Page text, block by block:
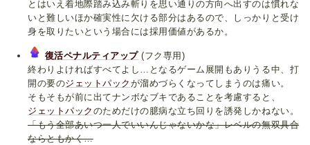
とはいえ着地際踏み込み斬りを思い通りの方向へ出すのは慣れな
いと難しいほか確実性に欠ける部分はあるので、しっかりと受け
身を取りたいという場合には採用価値があるか。
復活ペナルティアップ(フク専用)
終わりよければすべてよし…となるゲーム展開もありうる中、打
開の要のジェットパック が溜めづらくなってしまうのは痛い。
そもそもが前に出てナンボなブキであることを考慮すると、
ジェットパック のためだけの臆病な立ち回りを誘発しかねない。
「もう全部あいつ一人でいいんじゃないかな」レベルの無双具合
ならともかく…